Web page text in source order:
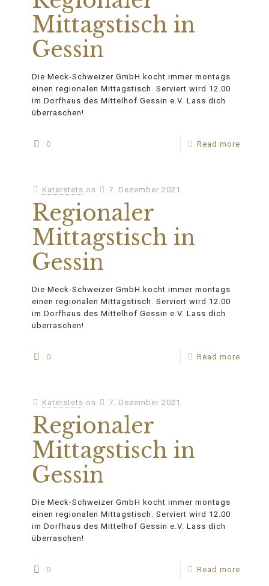
Mittagstisch in
Gessin
Die Meck-Schweizer GmbH kocht immer montags
einen regionalen Mittagstisch. Serviert wird 12.00
im Dorfhaus des Mittelhof Gessin e.V. Lass dich
überraschen!
0 Read more
Katerstets on 7. Dezember 2021
Regionaler
Mittagstisch in
Gessin
Die Meck-Schweizer GmbH kocht immer montags
einen regionalen Mittagstisch. Serviert wird 12.00
im Dorfhaus des Mittelhof Gessin e.V. Lass dich
überraschen!
0 Read more
Katerstets on 7. Dezember 2021
Regionaler
Mittagstisch in
Gessin
Die Meck-Schweizer GmbH kocht immer montags
einen regionalen Mittagstisch. Serviert wird 12.00
im Dorfhaus des Mittelhof Gessin e.V. Lass dich
überraschen!
0 Read more